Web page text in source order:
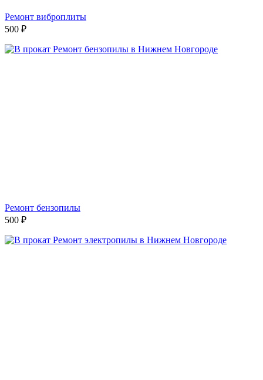
Ремонт виброплиты
500 ₽
Ремонт бензопилы
500 ₽